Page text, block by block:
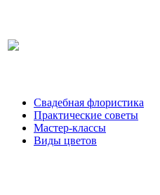
Свадебная флористика
Практические советы
Мастер-классы
Виды цветов